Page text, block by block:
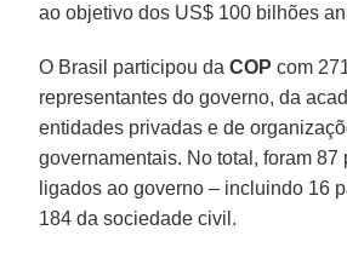
ao objetivo dos US$ 100 bilhões
O Brasil participou daCOP com
representantes do governo, da
entidades privadas e de
governamentais. No total, foram 87
ligados ao governo – incluindo 16
184 da sociedade civil.